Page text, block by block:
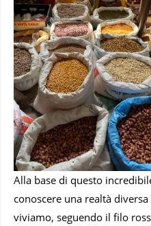
Alla base di questo
conoscere una realtà
viviamo, seguendo il filo